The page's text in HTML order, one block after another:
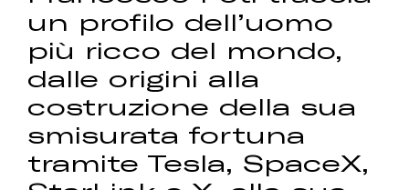
un profilo dell’uomo
più ricco del mondo,
dalle origini alla
costruzione della sua
smisurata fortuna
tramite Tesla, SpaceX,